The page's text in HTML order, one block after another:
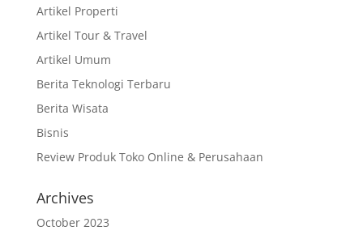
Artikel Properti
Artikel Tour & Travel
Artikel Umum
Berita Teknologi Terbaru
Berita Wisata
Bisnis
Review Produk Toko Online & Perusahaan
Archives
October 2023